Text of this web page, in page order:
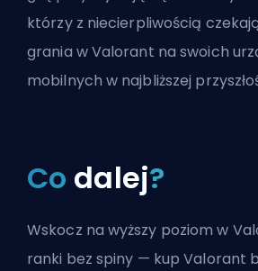
którzy z niecierpliwością
grania w Valorant na swoich
mobilnych w najbliższej
Co dalej?
Wskocz na wyższy poziom w
ranki bez spiny — kup Valorant